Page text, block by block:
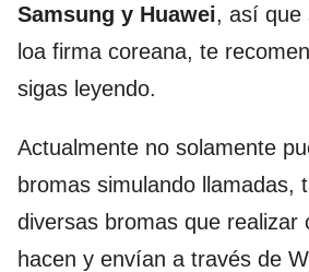
Samsung y Huawei, así que
loa firma coreana, te
sigas leyendo.
Actualmente no solamente
bromas simulando llamadas,
diversas bromas que realizar
hacen y envían a través de